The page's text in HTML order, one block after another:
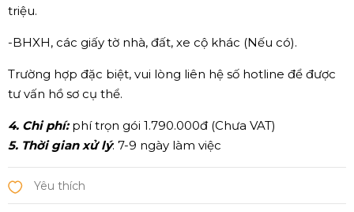
triệu.
-BHXH, các giấy tờ nhà, đất, xe cộ khác (Nếu có).
Trường hợp đặc biệt, vui lòng liên hệ số hotline để được
tư vấn hồ sơ cụ thể.
4. Chi phí: phí trọn gói 1.790.000đ (Chưa VAT)
5. Thời gian xử lý: 7-9 ngày làm việc